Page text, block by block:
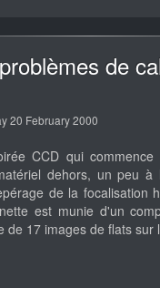
de
20 February 2000
CCD qui commence
dehors, un peu à
de la focalisation
est munie d'un
de 17 images de flats sur